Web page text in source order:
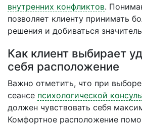
внутренних конфликтов.
позволяет клиенту принимать
решения и добиваться
Как клиент выбирает
себя расположение
Важно отметить, что при
сеансе психологической
должен чувствовать себя
Комфортное расположение